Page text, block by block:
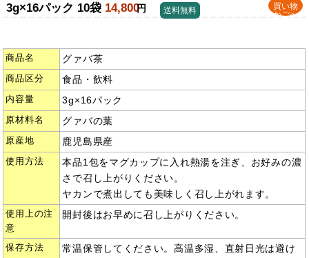
3g×16パック 10袋 14,800円
買い物
かごへ
送料無料
商品名 グァバ茶
商品区分 食品・飲料
内容量 3g×16パック
原材料名 グァバの葉
原産地 鹿児島県産
使用方法
本品1包をマグカップに入れ熱湯を注ぎ、お好みの濃
さで召し上がりください。
ヤカンで煮出しても美味しく召し上がれます。
使用上の注
意
開封後はお早めに召し上がりください。
保存方法
常温保管してください。高温多湿、直射日光は避け